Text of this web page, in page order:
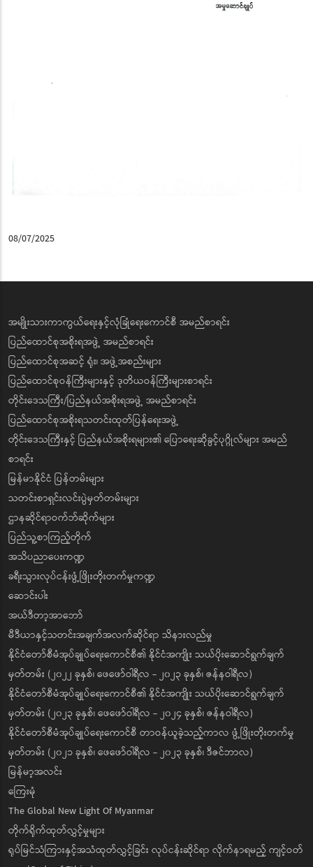
08/07/2025
အမျိုးသားကာကွယ်ရေးနှင့်လုံခြုံရေးကောင်စီ အမည်စာရင်း
ပြည်ထောင်စုအစိုးရအဖွဲ့ အမည်စာရင်း
ပြည်ထောင်စုအဆင့် ရုံး၊ အဖွဲ့အစည်းများ
ပြည်ထောင်စုဝန်ကြီးများနှင့် ဒုတိယဝန်ကြီးများစာရင်း
တိုင်းဒေသကြီး/ပြည်နယ်အစိုးရအဖွဲ့ အမည်စာရင်း
ပြည်ထောင်စုအစိုးရသတင်းထုတ်ပြန်ရေးအဖွဲ့
တိုင်းဒေသကြီးနှင့် ပြည်နယ်အစိုးရများ၏ ပြောရေးဆိုခွင့်ပုဂ္ဂိုလ်များ အမည်
စာရင်း
မြန်မာနိုင်ငံ ပြန်တမ်းများ
သတင်းစာရှင်းလင်းပွဲမှတ်တမ်းများ
ဌာနဆိုင်ရာဝက်ဘ်ဆိုက်များ
ပြည်သူ့စာကြည့်တိုက်
အသိပညာပေးကဏ္ဍ
ခရီးသွားလုပ်ငန်းဖွံ့ဖြိုးတိုးတက်မှုကဏ္ဍ
ဆောင်းပါး
အယ်ဒီတာ့အာဘော်
မီဒီယာနှင့်သတင်းအချက်အလက်ဆိုင်ရာ သိနားလည်မှု
နိုင်ငံတော်စီမံအုပ်ချုပ်ရေးကောင်စီ၏ နိုင်ငံအကျိုး သယ်ပိုးဆောင်ရွက်ချက်
မှတ်တမ်း (၂၀၂၂ ခုနှစ်၊ ဖေဖော်ဝါရီလ - ၂၀၂၃ ခုနှစ်၊ ဇန်နဝါရီလ)
နိုင်ငံတော်စီမံအုပ်ချုပ်ရေးကောင်စီ၏ နိုင်ငံအကျိုး သယ်ပိုးဆောင်ရွက်ချက်
မှတ်တမ်း (၂၀၂၃ ခုနှစ်၊ ဖေဖော်ဝါရီလ - ၂၀၂၄ ခုနှစ်၊ ဇန်နဝါရီလ)
နိုင်ငံတော်စီမံအုပ်ချုပ်ရေးကောင်စီ တာဝန်ယူခဲ့သည့်ကာလ ဖွံ့ဖြိုးတိုးတက်မှု
မှတ်တမ်း (၂၀၂၁ ခုနှစ်၊ ဖေဖော်ဝါရီလ - ၂၀၂၃ ခုနှစ်၊ ဒီဇင်ဘာလ)
မြန်မာ့အလင်း
ကြေးမုံ
The Global New Light Of Myanmar
တိုက်ရိုက်ထုတ်လွှင့်မှုများ
ရုပ်မြင်သံကြားနှင့်အသံထုတ်လွှင့်ခြင်း လုပ်ငန်းဆိုင်ရာ လိုက်နာရမည့် ကျင့်ဝတ်